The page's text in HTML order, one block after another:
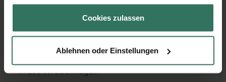
gesammelt haben.
Cookies zulassen
Ablehnen oder Einstellungen
Müritz-Bestattungen
17209 Wredenhagen